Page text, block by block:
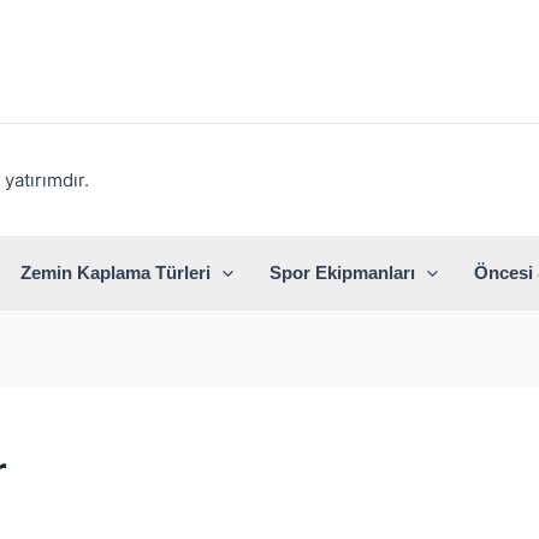
Zemin Kaplama Türleri Spor Ekipmanları Öncesi